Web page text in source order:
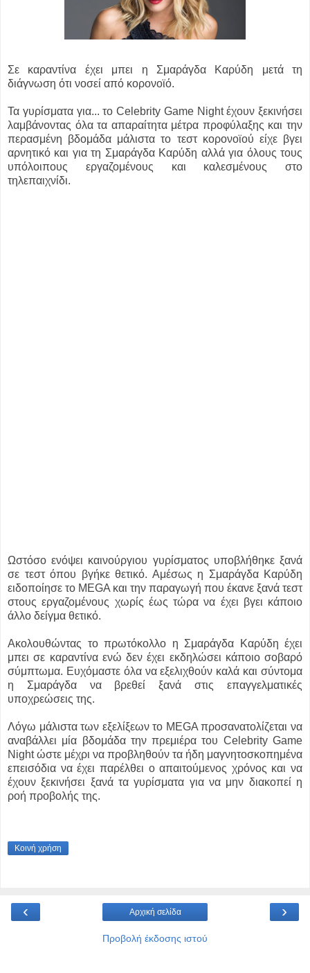
Σε καραντίνα έχει μπει η Σμαράγδα Καρύδη μετά τη
διάγνωση ότι νοσεί από κορονοϊό.
Τα γυρίσματα για... το Celebrity Game Night έχουν ξεκινήσει
λαμβάνοντας όλα τα απαραίτητα μέτρα προφύλαξης και την
περασμένη βδομάδα μάλιστα το τεστ κορονοϊού είχε βγει
αρνητικό και για τη Σμαράγδα Καρύδη αλλά για όλους τους
υπόλοιπους εργαζομένους και καλεσμένους στο
τηλεπαιχνίδι.
Ωστόσο ενόψει καινούργιου γυρίσματος υποβλήθηκε ξανά
σε τεστ όπου βγήκε θετικό. Αμέσως η Σμαράγδα Καρύδη
ειδοποίησε το MEGA και την παραγωγή που έκανε ξανά τεστ
στους εργαζομένους χωρίς έως τώρα να έχει βγει κάποιο
άλλο δείγμα θετικό.
Ακολουθώντας το πρωτόκολλο η Σμαράγδα Καρύδη έχει
μπει σε καραντίνα ενώ δεν έχει εκδηλώσει κάποιο σοβαρό
σύμπτωμα. Ευχόμαστε όλα να εξελιχθούν καλά και σύντομα
η Σμαράγδα να βρεθεί ξανά στις επαγγελματικές
υποχρεώσεις της.
Λόγω μάλιστα των εξελίξεων το MEGA προσανατολίζεται να
αναβάλλει μία βδομάδα την πρεμιέρα του Celebrity Game
Night ώστε μέχρι να προβληθούν τα ήδη μαγνητοσκοπημένα
επεισόδια να έχει παρέλθει ο απαιτούμενος χρόνος και να
έχουν ξεκινήσει ξανά τα γυρίσματα για να μην διακοπεί η
ροή προβολής της.
Κοινή χρήση
‹ ›
Αρχική σελίδα
Προβολή έκδοσης ιστού